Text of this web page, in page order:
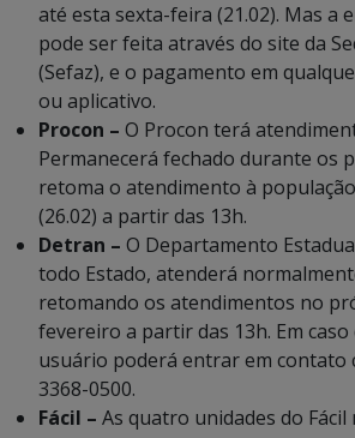
até esta sexta-feira (21.02). Mas a
pode ser feita através do site da
(Sefaz), e o pagamento em
ou aplicativo.
Procon – O Procon terá
Permanecerá fechado durante os
retoma o atendimento à
(26.02) a partir das 13h.
Detran – O Departamento
todo Estado, atenderá
retomando os atendimentos no
fevereiro a partir das 13h. Em caso
usuário poderá entrar em contato
3368-0500.
Fácil – As quatro unidades do Fácil